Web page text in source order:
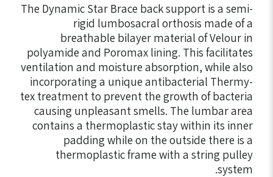
The Dynamic Star Brace back support is a semi-
rigid lumbosacral orthosis made of a
breathable bilayer material of Velour in
polyamide and Poromax lining. This facilitates
ventilation and moisture absorption, while also
incorporating a unique antibacterial Thermy-
tex treatment to prevent the growth of bacteria
causing unpleasant smells. The lumbar area
contains a thermoplastic stay within its inner
padding while on the outside there is a
thermoplastic frame with a string pulley
system.